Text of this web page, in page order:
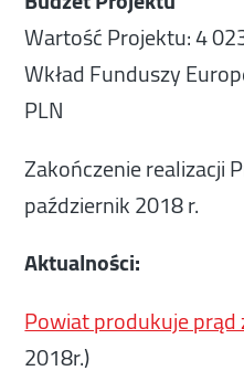
Wartość Projektu: 4
Wkład Funduszy
PLN
Zakończenie realizacji
październik 2018 r.
Aktualności:
Powiat produkuje prąd
2018r.)